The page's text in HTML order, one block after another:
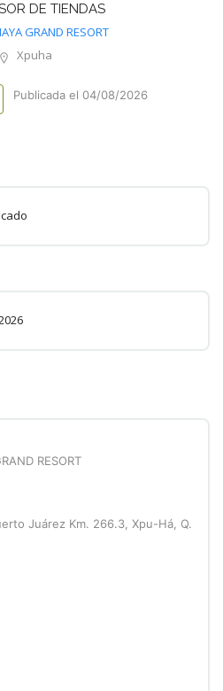
DE TIENDAS
GRAND RESORT
Xpuha
Publicada el 04/08/2026
RESORT
Juárez Km. 266.3, Xpu-Há, Q.